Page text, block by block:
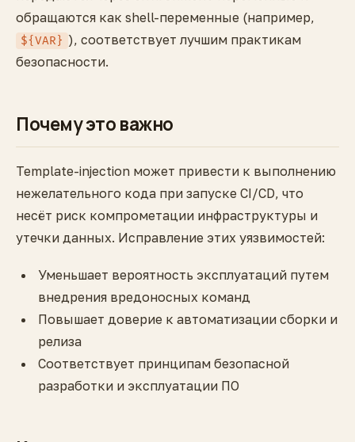
обращаются как shell-переменные (например,
${VAR} ), соответствует лучшим практикам
безопасности.
Почему это важно
Template-injection может привести к выполнению
нежелательного кода при запуске CI/CD, что
несёт риск компрометации инфраструктуры и
утечки данных. Исправление этих уязвимостей:
Уменьшает вероятность эксплуатаций путем
внедрения вредоносных команд
Повышает доверие к автоматизации сборки и
релиза
Соответствует принципам безопасной
разработки и эксплуатации ПО